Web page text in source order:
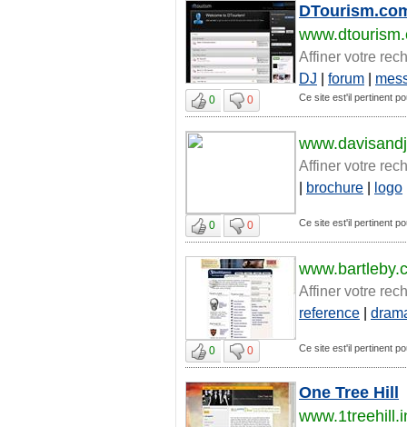
Affiner votre
DJ | forum |
0 0 Ce site est'il pertinent
Affiner votre
| brochure | logo
0 0 Ce site est'il pertinent
Affiner votre
reference |
0 0 Ce site est'il pertinent
One Tree Hill